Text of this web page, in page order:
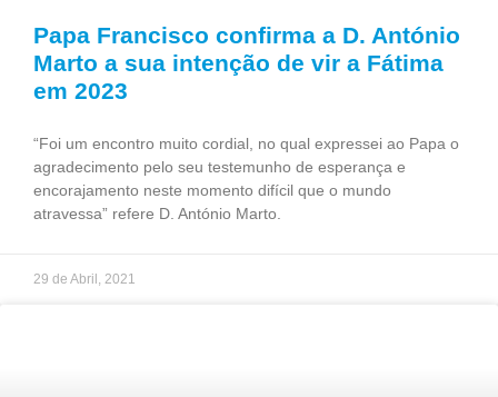
Papa Francisco confirma a D. António
Marto a sua intenção de vir a Fátima
em 2023
“Foi um encontro muito cordial, no qual expressei ao Papa o
agradecimento pelo seu testemunho de esperança e
encorajamento neste momento difícil que o mundo
atravessa” refere D. António Marto.
29 de Abril, 2021